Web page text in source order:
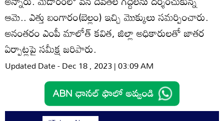
ఆమె.. ఎత్తు బంగారం(బెల్లం) ఇచ్చి మొక్కులు సమర్పించారు.
అనంతరం ఎంపీ మాలోత్‌ కవిత, జిల్లా అధికారులతో జాతర
ఏర్పాట్లపై సమీక్ష జరిపారు.
Updated Date - Dec 18 , 2023 | 03:09 AM